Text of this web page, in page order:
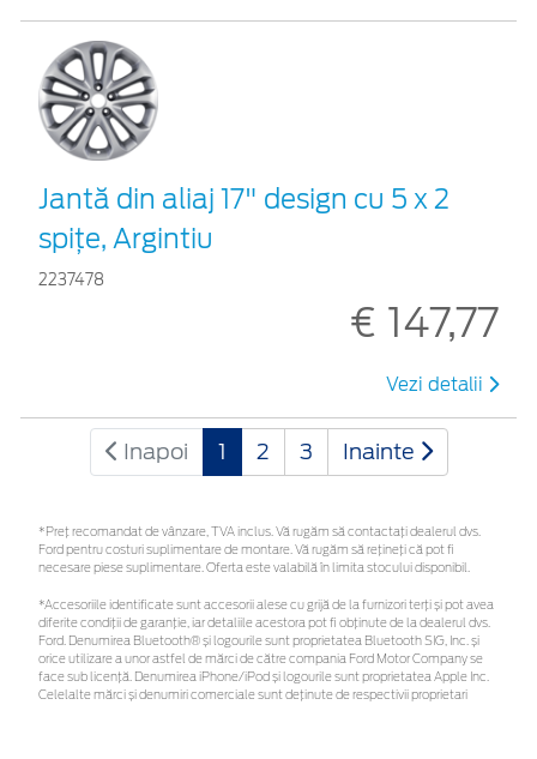
Jantă din aliaj 17" design cu 5 x 2
spiţe, Argintiu
2237478
€ 147,77
Vezi detalii
Inapoi 1 2 3 Inainte
*Preţ recomandat de vânzare, TVA inclus. Vă rugăm să contactaţi dealerul dvs.
Ford pentru costuri suplimentare de montare. Vă rugăm să rețineți că pot fi
necesare piese suplimentare. Oferta este valabilă în limita stocului disponibil.
*Accesoriile identificate sunt accesorii alese cu grijă de la furnizori terți și pot avea
diferite condiții de garanție, iar detaliile acestora pot fi obținute de la dealerul dvs.
Ford. Denumirea Bluetooth® și logourile sunt proprietatea Bluetooth SIG, Inc. și
orice utilizare a unor astfel de mărci de către compania Ford Motor Company se
face sub licență. Denumirea iPhone/iPod și logourile sunt proprietatea Apple Inc.
Celelalte mărci și denumiri comerciale sunt deținute de respectivii proprietari